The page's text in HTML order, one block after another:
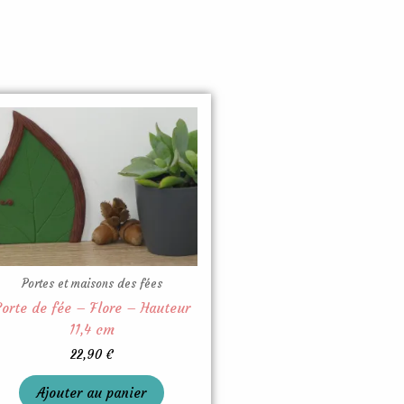
Portes et maisons des fées
de fée – Flore – Hauteur
11,4 cm
22,90€
Ajouter au panier